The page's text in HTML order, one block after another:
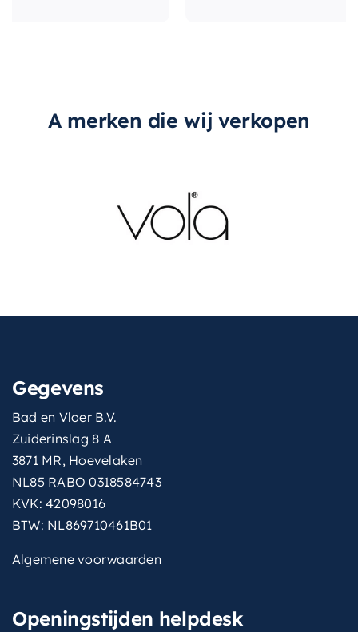
A merken die wij verkopen
Gegevens
Bad en Vloer B.V.
Zuiderinslag 8 A
3871 MR, Hoevelaken
NL85 RABO 0318584743
KVK: 42098016
BTW: NL869710461B01
Algemene voorwaarden
Openingstijden helpdesk